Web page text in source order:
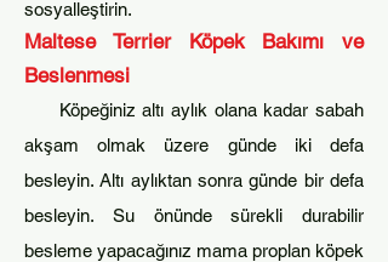
sosyalleştirin.
Maltese Terrier Köpek Bakımı ve
Beslenmesi
Köpeğiniz altı aylık olana kadar sabah
akşam olmak üzere günde iki defa
besleyin. Altı aylıktan sonra günde bir defa
besleyin. Su önünde sürekli durabilir
besleme yapacağınız mama proplan köpek